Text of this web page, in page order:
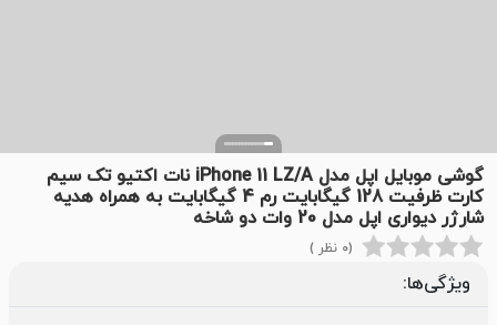
گوشی موبایل اپل مدل iPhone 11 LZ/A نات اکتیو تک سیم
کارت ظرفیت 128 گیگابایت رم 4 گیگابایت به همراه هدیه
شارژر دیواری اپل مدل 20 وات دو شاخه
(0 نظر )
ویژگی‌ها: